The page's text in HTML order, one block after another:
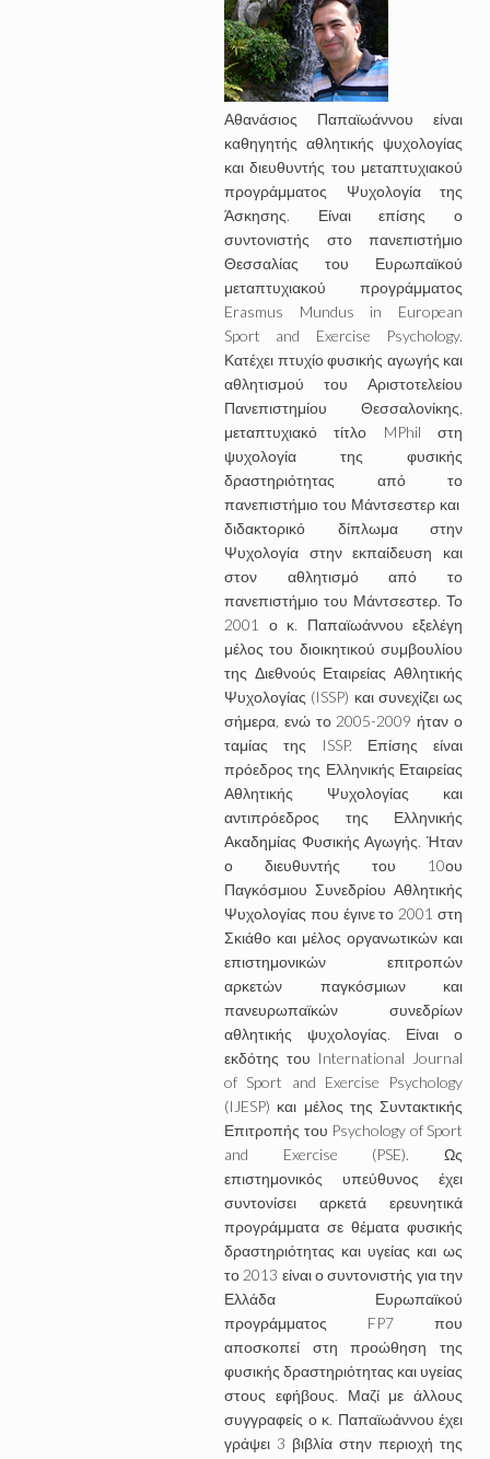
Αθανάσιος Παπαϊωάννου είναι
καθηγητής αθλητικής ψυχολογίας
και διευθυντής του μεταπτυχιακού
προγράμματος Ψυχολογία της
Άσκησης. Είναι επίσης ο
συντονιστής στο πανεπιστήμιο
Θεσσαλίας του Ευρωπαϊκού
μεταπτυχιακού προγράμματος
Erasmus Mundus in European
Sport and Exercise Psychology.
Κατέχει πτυχίο φυσικής αγωγής και
αθλητισμού του Αριστοτελείου
Πανεπιστημίου Θεσσαλονίκης,
μεταπτυχιακό τίτλο MPhil στη
ψυχολογία της φυσικής
δραστηριότητας από το
πανεπιστήμιο του Μάντσεστερ και
διδακτορικό δίπλωμα στην
Ψυχολογία στην εκπαίδευση και
στον αθλητισμό από το
πανεπιστήμιο του Μάντσεστερ. Το
2001 ο κ. Παπαϊωάννου εξελέγη
μέλος του διοικητικού συμβουλίου
της Διεθνούς Εταιρείας Αθλητικής
Ψυχολογίας (ISSP) και συνεχίζει ως
σήμερα, ενώ το 2005-2009 ήταν ο
ταμίας της ISSP. Επίσης είναι
πρόεδρος της Ελληνικής Εταιρείας
Αθλητικής Ψυχολογίας και
αντιπρόεδρος της Ελληνικής
Ακαδημίας Φυσικής Αγωγής. Ήταν
ο διευθυντής του 10ου
Παγκόσμιου Συνεδρίου Αθλητικής
Ψυχολογίας που έγινε το 2001 στη
Σκιάθο και μέλος οργανωτικών και
επιστημονικών επιτροπών
αρκετών παγκόσμιων και
πανευρωπαϊκών συνεδρίων
αθλητικής ψυχολογίας. Είναι ο
εκδότης του International Journal
of Sport and Exercise Psychology
(IJESP) και μέλος της Συντακτικής
Επιτροπής του Psychology of Sport
and Exercise (PSE). Ως
επιστημονικός υπεύθυνος έχει
συντονίσει αρκετά ερευνητικά
προγράμματα σε θέματα φυσικής
δραστηριότητας και υγείας και ως
το 2013 είναι ο συντονιστής για την
Ελλάδα Ευρωπαϊκού
προγράμματος FP7 που
αποσκοπεί στη προώθηση της
φυσικής δραστηριότητας και υγείας
στους εφήβους. Μαζί με άλλους
συγγραφείς ο κ. Παπαϊωάννου έχει
γράψει 3 βιβλία στην περιοχή της